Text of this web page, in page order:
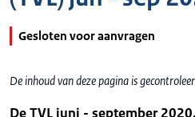
Gesloten voor aanvragen
De inhoud van deze pagina is
De TVL juni - september